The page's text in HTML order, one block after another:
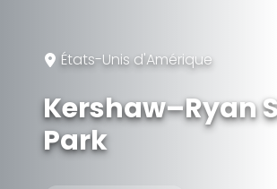
États-Unis d'Amérique
Kershaw–Ryan
Park